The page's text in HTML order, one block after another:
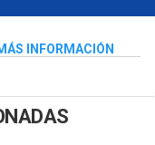
INFORMACIÓN